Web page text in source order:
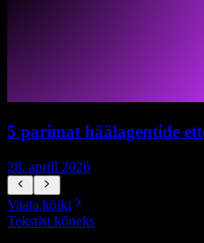
5 parimat häälagentide
28. aprill 2026
Vaata kõiki
Tekstist kõneks